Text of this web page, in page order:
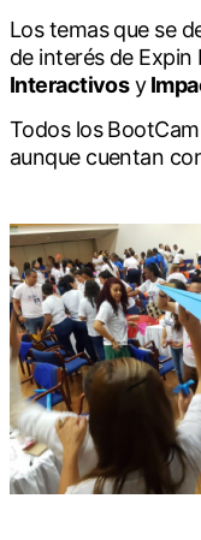
Los temas que se
de interés de Expin
Interactivosy
Todos los
aunque cuentan